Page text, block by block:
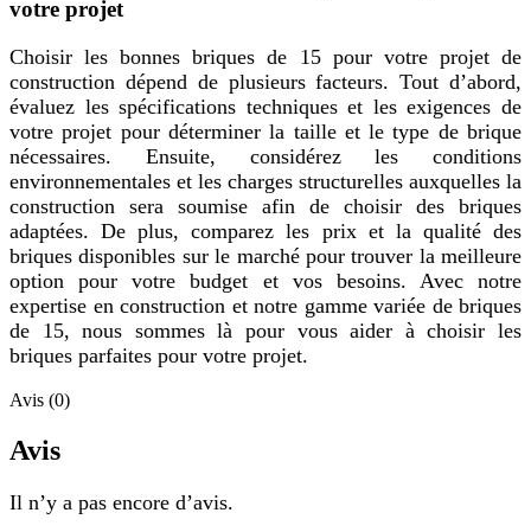
votre projet
Choisir les bonnes briques de 15 pour votre projet de
construction dépend de plusieurs facteurs. Tout d’abord,
évaluez les spécifications techniques et les exigences de
votre projet pour déterminer la taille et le type de brique
nécessaires. Ensuite, considérez les conditions
environnementales et les charges structurelles auxquelles la
construction sera soumise afin de choisir des briques
adaptées. De plus, comparez les prix et la qualité des
briques disponibles sur le marché pour trouver la meilleure
option pour votre budget et vos besoins. Avec notre
expertise en construction et notre gamme variée de briques
de 15, nous sommes là pour vous aider à choisir les
briques parfaites pour votre projet.
Avis (0)
Avis
Il n’y a pas encore d’avis.